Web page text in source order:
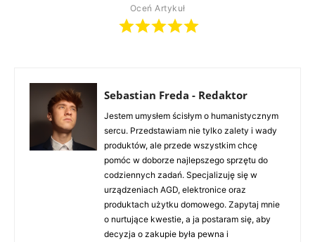
Oceń Artykuł
Sebastian Freda - Redaktor
Jestem umysłem ścisłym o humanistycznym
sercu. Przedstawiam nie tylko zalety i wady
produktów, ale przede wszystkim chcę
pomóc w doborze najlepszego sprzętu do
codziennych zadań. Specjalizuję się w
urządzeniach AGD, elektronice oraz
produktach użytku domowego. Zapytaj mnie
o nurtujące kwestie, a ja postaram się, aby
decyzja o zakupie była pewna i